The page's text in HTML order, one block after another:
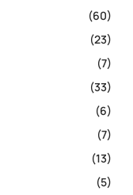
(60)
(23)
(7)
(33)
(6)
(7)
(13)
(5)